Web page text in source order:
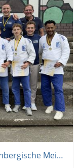
TSB Männer sind Baden Württembergische Meister